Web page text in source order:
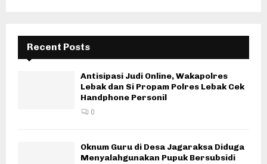
Recent Posts
Antisipasi Judi Online, Wakapolres
Lebak dan Si Propam Polres Lebak Cek
Handphone Personil
0
Oknum Guru di Desa Jagaraksa Diduga
Menyalahgunakan Pupuk Bersubsidi